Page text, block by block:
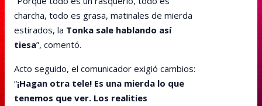
charcha, todo es grasa, matinales de mierda
estirados, la Tonka sale hablando así
tiesa”, comentó.
Acto seguido, el comunicador exigió cambios:
“¡Hagan otra tele! Es una mierda lo que
tenemos que ver. Los realities